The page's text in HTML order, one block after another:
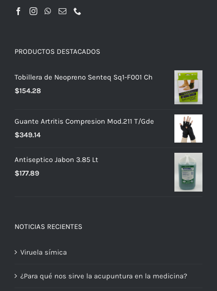
PRODUCTOS DESTACADOS
Tobillera de Neopreno Senteq Sq1-F001 Ch
$154.28
Guante Artritis Compresion Mod.211 T/Gde
$349.14
Antiseptico Jabon 3.85 Lt
$177.89
NOTICIAS RECIENTES
Viruela símica
¿Para qué nos sirve la acupuntura en la medicina?